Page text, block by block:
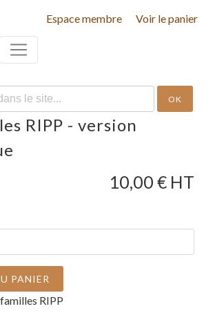
Espace membre Voir le panier
OK
RIPP - version
10,00 € HT
PANIER
RIPP